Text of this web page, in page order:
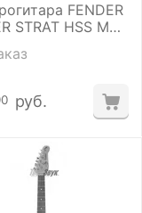
FENDER
STRAT HSS MN
руб.